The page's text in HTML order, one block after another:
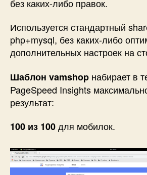
без каких-либо правок.
Используется стандартный
php+mysql, без каких-либо
дополнительных настроек на
Шаблон vamshop набирает в
PageSpeed Insights
результат:
100 из 100для мобилок.